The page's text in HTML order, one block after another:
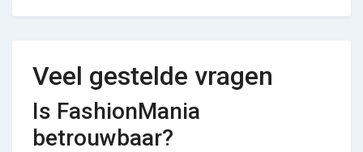
Veel gestelde vragen
Is FashionMania
betrouwbaar?